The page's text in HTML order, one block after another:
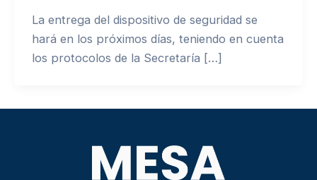
La entrega del dispositivo de seguridad se
hará en los próximos días, teniendo en cuenta
los protocolos de la Secretaría […]